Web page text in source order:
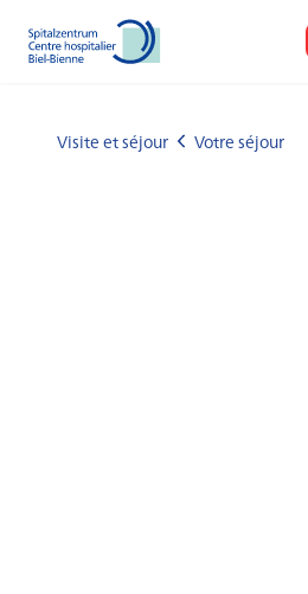
Visite et séjour Votre séjour